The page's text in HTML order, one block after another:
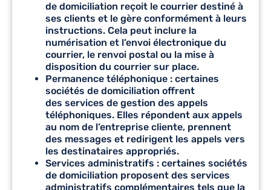
de domiciliation reçoit le courrier destiné à
ses clients et le gère conformément à leurs
instructions. Cela peut inclure la
numérisation et l’envoi électronique du
courrier, le renvoi postal ou la mise à
disposition du courrier sur place.
Permanence téléphonique : certaines
sociétés de domiciliation offrent
des services de gestion des appels
téléphoniques. Elles répondent aux appels
au nom de l’entreprise cliente, prennent
des messages et redirigent les appels vers
les destinataires appropriés.
Services administratifs : certaines sociétés
de domiciliation proposent des services
administratifs complémentaires tels que la